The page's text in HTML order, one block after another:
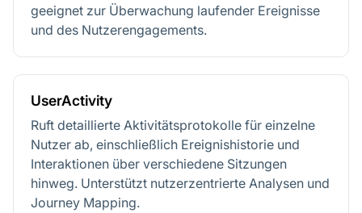
geeignet zur Überwachung laufender Ereignisse
und des Nutzerengagements.
UserActivity
Ruft detaillierte Aktivitätsprotokolle für einzelne
Nutzer ab, einschließlich Ereignishistorie und
Interaktionen über verschiedene Sitzungen
hinweg. Unterstützt nutzerzentrierte Analysen und
Journey Mapping.